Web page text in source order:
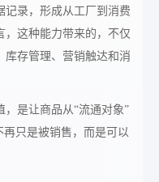
记录，形成从工厂到消费
，这种能力带来的，不仅
库存管理、营销触达和消
，是让商品从“流通对象”
只是被销售，而是可以